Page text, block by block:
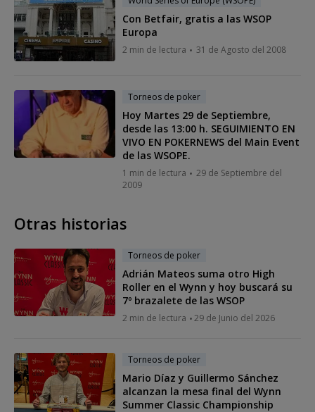
Con Betfair, gratis a las WSOP
Europa
2 min de lectura 31 de Agosto del 2008
Torneos de poker
Hoy Martes 29 de Septiembre,
desde las 13:00 h. SEGUIMIENTO EN
VIVO EN POKERNEWS del Main Event
de las WSOPE.
1 min de lectura
29 de Septiembre del
2009
Otras historias
Torneos de poker
Adrián Mateos suma otro High
Roller en el Wynn y hoy buscará su
7º brazalete de las WSOP
2 min de lectura 29 de Junio del 2026
Torneos de poker
Mario Díaz y Guillermo Sánchez
alcanzan la mesa final del Wynn
Summer Classic Championship